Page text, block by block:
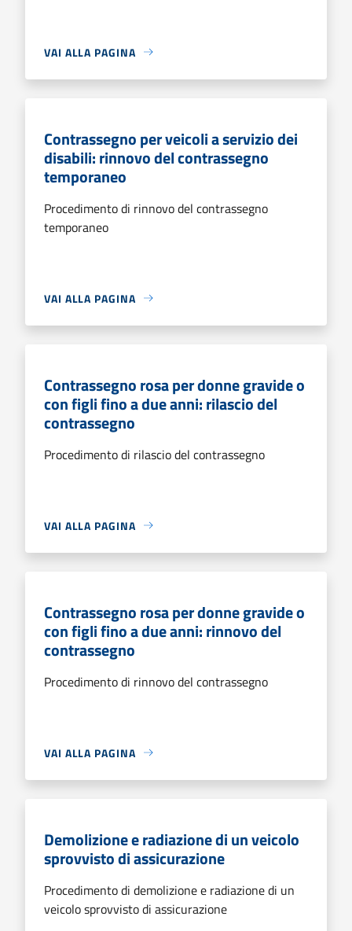
VAI ALLA PAGINA
Contrassegno per veicoli a servizio dei
disabili: rinnovo del contrassegno
temporaneo
Procedimento di rinnovo del contrassegno
temporaneo
VAI ALLA PAGINA
Contrassegno rosa per donne gravide o
con figli fino a due anni: rilascio del
contrassegno
Procedimento di rilascio del contrassegno
VAI ALLA PAGINA
Contrassegno rosa per donne gravide o
con figli fino a due anni: rinnovo del
contrassegno
Procedimento di rinnovo del contrassegno
VAI ALLA PAGINA
Demolizione e radiazione di un veicolo
sprovvisto di assicurazione
Procedimento di demolizione e radiazione di un
veicolo sprovvisto di assicurazione